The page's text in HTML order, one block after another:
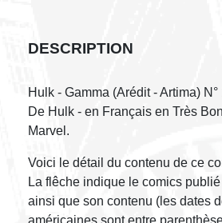
DESCRIPTION
Hulk - Gamma (Arédit - Artima)
De Hulk - en Français en Très
Marvel.
Voici le détail du contenu de ce
La flêche indique le comics
ainsi que son contenu (les dates
américaines sont entre